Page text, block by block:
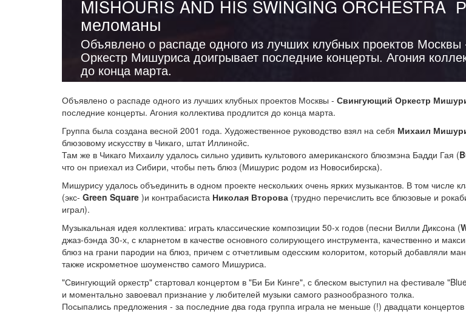
MISHOURIS AND HIS SWINGING ORCHESTRA
меломаны
Объявлено о распаде одного из лучших клубных проектов
Оркестр Мишуриса доигрывает последние концерты. Агония
до конца марта.
Объявлено о распаде одного из лучших клубных проектов Москвы - Свингующий Оркестр
последние концерты. Агония коллектива продлится до конца марта.
Группа была создана весной 2001 года. Художественное руководство взял на себя Михаил
блюзовому искусству в Чикаго, штат Иллинойс.
Там же в Чикаго Михаилу удалось сильно удивить культового американского блюзмэна Бадди Гая (
что он приехал из Сибири, чтобы петь блюз (Мишурис родом из Новосибирска).
Мишурису удалось объединить в одном проекте нескольких очень ярких музыкантов. В том числе
(экс- Green Square )и контрабасиста Николая Второва (трудно перечислить все блюзовые и
играл).
Музыкальная идея коллектива: играть классические композиции 50-х годов (песни Вилли Диксона (
джаз-бэнда 30-х, с кларнетом в качестве основного солирующего инструмента, качественно и
блюз на грани пародии на блюз, причем с отчетливым одесским колоритом, который добавляли
также искрометное шоуменство самого Мишуриса.
"Свингующий оркестр" стартовал концертом в "Би Би Кинге", с блеском выступил на фестивале
и моментально завоевал признание у любителей музыки самого разнообразного толка.
Посыпались предложения - за последние два года группа играла не меньше (!) двадцати